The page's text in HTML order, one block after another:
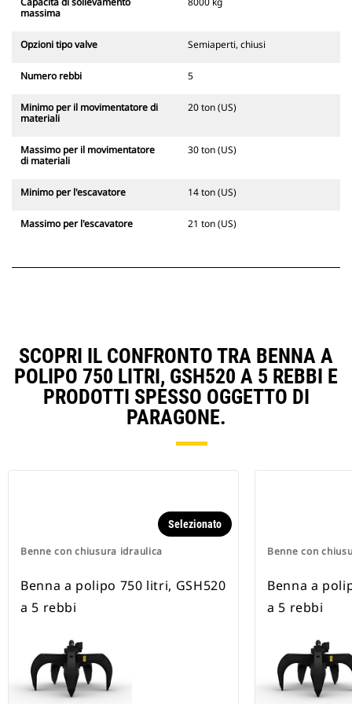
massima
Opzioni tipo valve Semiaperti, chiusi
Numero rebbi 5
Minimo per il movimentatore di
materiali
20 ton (US)
Massimo per il movimentatore
di materiali
30 ton (US)
Minimo per l'escavatore 14 ton (US)
Massimo per l'escavatore 21 ton (US)
SCOPRI IL CONFRONTO TRA BENNA A
POLIPO 750 LITRI, GSH520 A 5 REBBI E
PRODOTTI SPESSO OGGETTO DI
PARAGONE.
Benne con chiusura idraulica
Selezionato
Benna a polipo 750 litri, GSH520
a 5 rebbi
Benne con
Benna a
a 5 rebbi